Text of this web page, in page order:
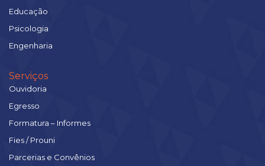
Educação
Psicologia
Engenharia
Serviços
Ouvidoria
Egresso
Formatura – Informes
Fies / Prouni
Parcerias e Convênios